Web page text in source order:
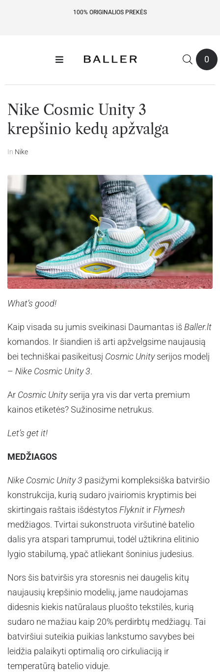
NEMOKAMAS PRISTATYMAS NUO 49 EUR
0
Nike Cosmic Unity 3
krepšinio kedų apžvalga
In Nike
What’s good!
Kaip visada su jumis sveikinasi Daumantas iš Baller.lt
komandos. Ir šiandien iš arti apžvelgsime naujausią
bei techniškai pasikeitusį Cosmic Unityserijos modelį
– Nike Cosmic Unity 3.
Ar Cosmic Unityserija yra vis dar verta premium
kainos etiketės? Sužinosime netrukus.
Let’s get it!
MEDŽIAGOS
Nike Cosmic Unity 3 pasižymi kompleksiška batviršio
konstrukcija, kurią sudaro įvairiomis kryptimis bei
skirtingais raštais išdėstytos Flyknit irFlymesh
medžiagos. Tvirtai sukonstruota viršutinė batelio
dalis yra atspari tamprumui, todėl užtikrina elitinio
lygio stabilumą, ypač atliekant šoninius judesius.
Nors šis batviršis yra storesnis nei daugelis kitų
naujausių krepšinio modelių, jame naudojamas
didesnis kiekis natūralaus pluošto tekstilės, kurią
sudaro ne mažiau kaip 20% perdirbtų medžiagų. Tai
batviršiui suteikia puikias lankstumo savybes bei
leidžia palaikyti optimalią oro cirkuliaciją ir
temperatūrą batelio viduje.